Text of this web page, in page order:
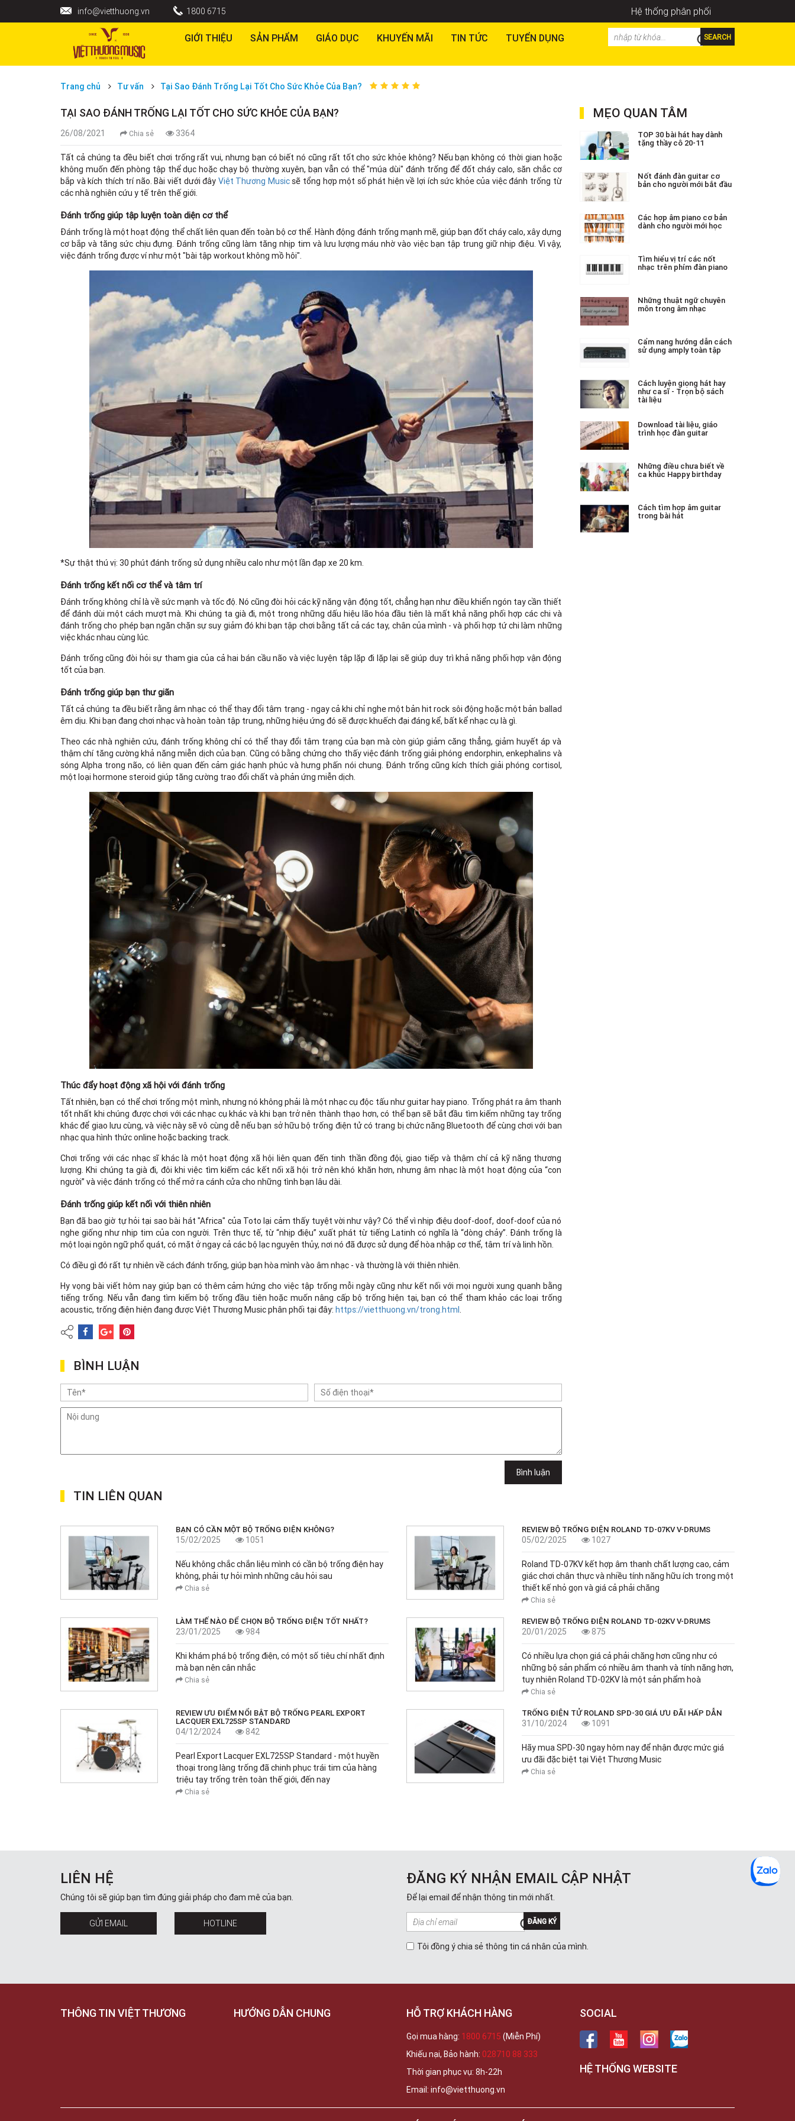
info@vietthuong.vn 1800 6715 Hệ thống phân phối
GIỚI THIỆU SẢN PHẨM GIÁO DỤC KHUYẾN MÃI TIN TỨC TUYỂN DỤNG SEARCH
Trang chủ Tư vấn Tại Sao Đánh Trống Lại Tốt Cho Sức Khỏe Của Bạn?
TẠI SAO ĐÁNH TRỐNG LẠI TỐT CHO SỨC KHỎE CỦA BẠN?
26/08/2021 Chia sẻ 3364
Tất cả chúng ta đều biết chơi trống rất vui, nhưng bạn có biết nó cũng rất tốt cho sức khỏe không? Nếu bạn không có thời gian hoặc
không muốn đến phòng tập thể dục hoặc chạy bộ thường xuyên, bạn vẫn có thể "múa dùi" đánh trống để đốt cháy calo, săn chắc cơ
bắp và kích thích trí não. Bài viết dưới đây Việt Thương Musicsẽ tổng hợp một số phát hiện về lợi ích sức khỏe của việc đánh trống từ
các nhà nghiên cứu y tế trên thế giới.
Đánh trống giúp tập luyện toàn diện cơ thể
Đánh trống là một hoạt động thể chất liên quan đến toàn bộ cơ thể. Hành động đánh trống mạnh mẽ, giúp bạn đốt cháy calo, xây dựng
cơ bắp và tăng sức chịu đựng. Đánh trống cũng làm tăng nhịp tim và lưu lượng máu nhờ vào việc bạn tập trung giữ nhịp điệu. Vì vậy,
việc đánh trống được ví như một "bài tập workout không mồ hôi".
*Sự thật thú vị: 30 phút đánh trống sử dụng nhiều calo như một lần đạp xe 20 km.
Đánh trống kết nối cơ thể và tâm trí
Đánh trống không chỉ là về sức mạnh và tốc độ. Nó cũng đòi hỏi các kỹ năng vận động tốt, chẳng hạn như điều khiển ngón tay cần thiết
để đánh dùi một cách mượt mà. Khi chúng ta già đi, một trong những dấu hiệu lão hóa đầu tiên là mất khả năng phối hợp các chi và
đánh trống cho phép bạn ngăn chặn sự suy giảm đó khi bạn tập chơi bằng tất cả các tay, chân của mình - và phối hợp tứ chi làm những
việc khác nhau cùng lúc.
Đánh trống cũng đòi hỏi sự tham gia của cả hai bán cầu não và việc luyện tập lặp đi lặp lại sẽ giúp duy trì khả năng phối hợp vận động
tốt của bạn.
Đánh trống giúp bạn thư giãn
Tất cả chúng ta đều biết rằng âm nhạc có thể thay đổi tâm trạng - ngay cả khi chỉ nghe một bản hit rock sôi động hoặc một bản ballad
êm dịu. Khi bạn đang chơi nhạc và hoàn toàn tập trung, những hiệu ứng đó sẽ được khuếch đại đáng kể, bất kể nhạc cụ là gì.
Theo các nhà nghiên cứu, đánh trống không chỉ có thể thay đổi tâm trạng của bạn mà còn giúp giảm căng thẳng, giảm huyết áp và
thậm chí tăng cường khả năng miễn dịch của bạn. Cũng có bằng chứng cho thấy việc đánh trống giải phóng endorphin, enkephalins và
sóng Alpha trong não, có liên quan đến cảm giác hạnh phúc và hưng phấn nói chung. Đánh trống cũng kích thích giải phóng cortisol,
một loại hormone steroid giúp tăng cường trao đổi chất và phản ứng miễn dịch.
Thúc đẩy hoạt động xã hội với đánh trống
Tất nhiên, bạn có thể chơi trống một mình, nhưng nó không phải là một nhạc cụ độc tấu như guitar hay piano. Trống phát ra âm thanh
tốt nhất khi chúng được chơi với các nhạc cụ khác và khi bạn trở nên thành thạo hơn, có thể bạn sẽ bắt đầu tìm kiếm những tay trống
khác để giao lưu cùng, và việc này sẽ vô cùng dễ nếu bạn sở hữu bộ trống điện tử có trang bị chức năng Bluetooth để cùng chơi với ban
nhạc qua hình thức online hoặc backing track.
Chơi trống với các nhạc sĩ khác là một hoạt động xã hội liên quan đến tinh thần đồng đội, giao tiếp và thậm chí cả kỹ năng thương
lượng. Khi chúng ta già đi, đôi khi việc tìm kiếm các kết nối xã hội trở nên khó khăn hơn, nhưng âm nhạc là một hoạt động của “con
người” và việc đánh trống có thể mở ra cánh cửa cho những tình bạn lâu dài.
Đánh trống giúp kết nối với thiên nhiên
Bạn đã bao giờ tự hỏi tại sao bài hát "Africa" của Toto lại cảm thấy tuyệt vời như vậy? Có thể vì nhịp điệu doof-doof, doof-doof của nó
nghe giống như nhịp tim của con người. Trên thực tế, từ “nhịp điệu” xuất phát từ tiếng Latinh có nghĩa là “dòng chảy”. Đánh trống là
một loại ngôn ngữ phổ quát, có mặt ở ngay cả các bộ lạc nguyên thủy, nơi nó đã được sử dụng để hòa nhập cơ thể, tâm trí và linh hồn.
Có điều gì đó rất tự nhiên về cách đánh trống, giúp bạn hòa mình vào âm nhạc - và thường là với thiên nhiên.
Hy vọng bài viết hôm nay giúp bạn có thêm cảm hứng cho việc tập trống mỗi ngày cũng như kết nối với mọi người xung quanh bằng
tiếng trống. Nếu vẫn đang tìm kiếm bộ trống đầu tiên hoặc muốn nâng cấp bộ trống hiện tại, bạn có thể tham khảo các loại trống
acoustic, trống điện hiện đang được Việt Thương Music phân phối tại đây: https://vietthuong.vn/trong.html .
BÌNH LUẬN
Bình luận
MẸO QUAN TÂM
TOP 30 bài hát hay dành
tặng thầy cô 20-11
Nốt đánh đàn guitar cơ
bản cho người mới bắt đầu
Các hợp âm piano cơ bản
dành cho người mới học
Tìm hiểu vị trí các nốt
nhạc trên phím đàn piano
Những thuật ngữ chuyên
môn trong âm nhạc
Cẩm nang hướng dẫn cách
sử dụng amply toàn tập
Cách luyện giọng hát hay
như ca sĩ - Trọn bộ sách
tài liệu
Download tài liệu, giáo
trình học đàn guitar
Những điều chưa biết về
ca khúc Happy birthday
Cách tìm hợp âm guitar
trong bài hát
TIN LIÊN QUAN
BẠN CÓ CẦN MỘT BỘ TRỐNG ĐIỆN KHÔNG?
15/02/2025 1051
Nếu không chắc chắn liệu mình có cần bộ trống điện hay
không, phải tự hỏi mình những câu hỏi sau
Chia sẻ
REVIEW BỘ TRỐNG ĐIỆN ROLAND TD-07KV V-DRUMS
05/02/2025 1027
Roland TD-07KV kết hợp âm thanh chất lượng cao, cảm
giác chơi chân thực và nhiều tính năng hữu ích trong một
thiết kế nhỏ gọn và giá cả phải chăng
Chia sẻ
LÀM THẾ NÀO ĐỂ CHỌN BỘ TRỐNG ĐIỆN TỐT NHẤT?
23/01/2025 984
Khi khám phá bộ trống điện, có một số tiêu chí nhất định
mà bạn nên cân nhắc
Chia sẻ
REVIEW BỘ TRỐNG ĐIỆN ROLAND TD-02KV V-DRUMS
20/01/2025 875
Có nhiều lựa chọn giá cả phải chăng hơn cũng như có
những bộ sản phẩm có nhiều âm thanh và tính năng hơn,
tuy nhiên Roland TD-02KV là một sản phẩm hoà
Chia sẻ
REVIEW ƯU ĐIỂM NỔI BẬT BỘ TRỐNG PEARL EXPORT
LACQUER EXL725SP STANDARD
04/12/2024 842
Pearl Export Lacquer EXL725SP Standard - một huyền
thoại trong làng trống đã chinh phục trái tim của hàng
triệu tay trống trên toàn thế giới, đến nay
Chia sẻ
TRỐNG ĐIỆN TỬ ROLAND SPD-30 GIÁ ƯU ĐÃI HẤP DẪN
31/10/2024 1091
Hãy mua SPD-30 ngay hôm nay để nhận được mức giá
ưu đãi đặc biệt tại Việt Thương Music
Chia sẻ
LIÊN HỆ
Chúng tôi sẽ giúp bạn tìm đúng giải pháp cho đam mê của bạn.
GỬI EMAIL HOTLINE
ĐĂNG KÝ NHẬN EMAIL CẬP NHẬT
Để lại email để nhận thông tin mới nhất.
ĐĂNG KÝ
Tôi đồng ý chia sẻ thông tin cá nhân của mình.
THÔNG TIN VIỆT THƯƠNG HƯỚNG DẪN CHUNG HỖ TRỢ KHÁCH HÀNG
Gọi mua hàng: 1800 6715 (Miễn Phí)
Khiếu nại, Bảo hành: 028710 88 333
Thời gian phục vụ: 8h-22h
Email: info@vietthuong.vn
SOCIAL
HỆ THỐNG WEBSITE